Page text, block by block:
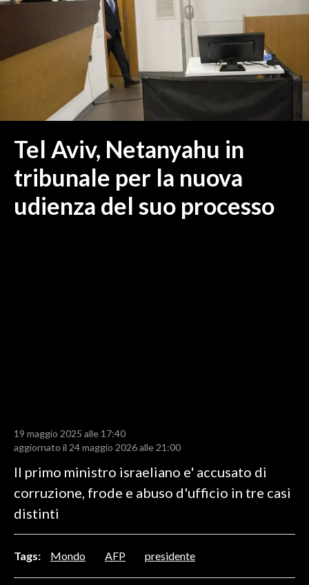
MEDIO CAMPIDANO
ORISTANO E PROVINCIA
SASSARI E PROVINCIA
NUORO E PROVINCIA
OGLIASTRA
ITALIA
MONDO
RISULTATI E CLASSIFICHE
CALCIO REGIONALE
BASKET
VOLLEY
TENNIS
Tel Aviv, Netanyahu in
tribunale per la nuova
udienza del suo processo
19 maggio 2025 alle 17:40
aggiornato il 24 maggio 2026 alle 21:00
Il primo ministro israeliano e' accusato di
corruzione, frode e abuso d'ufficio in tre casi
distinti
Tags: Mondo AFP presidente